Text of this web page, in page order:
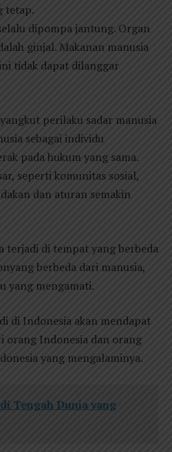
tetap.
dipompa jantung. Organ
ginjal. Makanan manusia
tidak dapat dilanggar
perilaku sadar manusia
sebagai individu
pada hukum yang sama.
seperti komunitas sosial,
dan aturan semakin
terjadi di tempat yang berbeda
berbeda dari manusia,
yang mengamati.
di Indonesia akan mendapat
orang Indonesia dan orang
yang mengalaminya.
Tengah Dunia yang